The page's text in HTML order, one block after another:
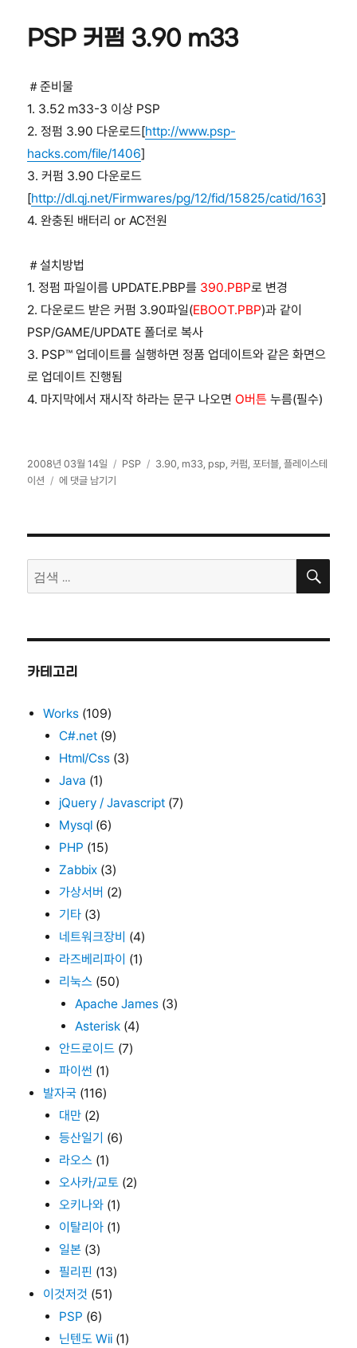
PSP 커펌 3.90 m33
＃준비물
1. 3.52 m33-3 이상 PSP
2. 정펌 3.90 다운로드[http://www.psp-
hacks.com/file/1406]
3. 커펌 3.90 다운로드
[http://dl.qj.net/Firmwares/pg/12/fid/15825/catid/163]
4. 완충된 배터리 or AC전원
＃설치방법
1. 정펌 파일이름 UPDATE.PBP를 390.PBP로 변경
2. 다운로드 받은 커펌 3.90파일(EBOOT.PBP)과 같이
PSP/GAME/UPDATE 폴더로 복사
3. PSP™ 업데이트를 실행하면 정품 업데이트와 같은 화면으
로 업데이트 진행됨
4. 마지막에서 재시작 하라는 문구 나오면O버튼 누름(필수)
작
성
2008년 03월 14일
카
PSP
태
3.90, m33, psp,커펌,포터블,플레이스테
이션
PSP
에 댓글 남기기
검
색:
검
카테고리
Works (109)
C#.net (9)
Html/Css (3)
Java (1)
jQuery / Javascript (7)
Mysql (6)
PHP (15)
Zabbix (3)
가상서버 (2)
기타 (3)
네트워크장비 (4)
라즈베리파이 (1)
리눅스 (50)
Apache James (3)
Asterisk (4)
안드로이드 (7)
파이썬 (1)
발자국 (116)
대만 (2)
등산일기 (6)
라오스 (1)
오사카/교토 (2)
오키나와 (1)
이탈리아 (1)
일본 (3)
필리핀 (13)
이것저것 (51)
PSP (6)
닌텐도 Wii (1)